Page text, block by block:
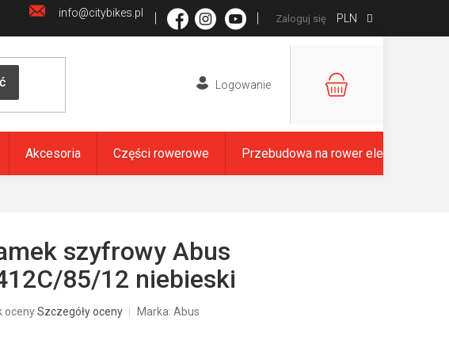
info@citybikes.pl PLN
Zaloguj się
KOSZYK
Akcesoria Części rowerowe Przebudowa na rower elektryczny
szyfrowy Abus
85/12 niebieski
ocenySzczegóły oceny Marka: Abus